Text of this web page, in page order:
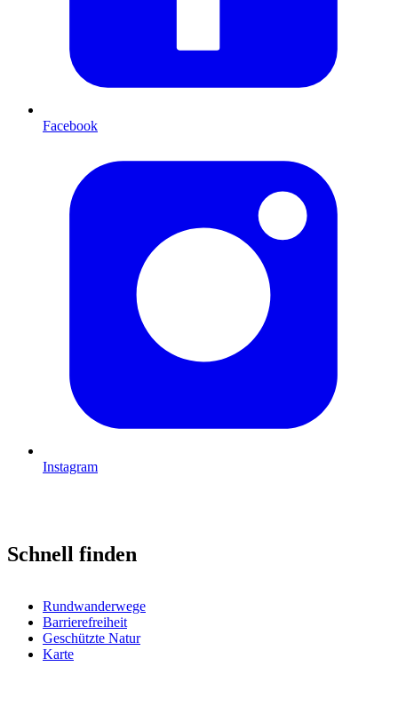
Facebook
Instagram
Schnell finden
Rundwanderwege
Barrierefreiheit
Geschützte Natur
Karte